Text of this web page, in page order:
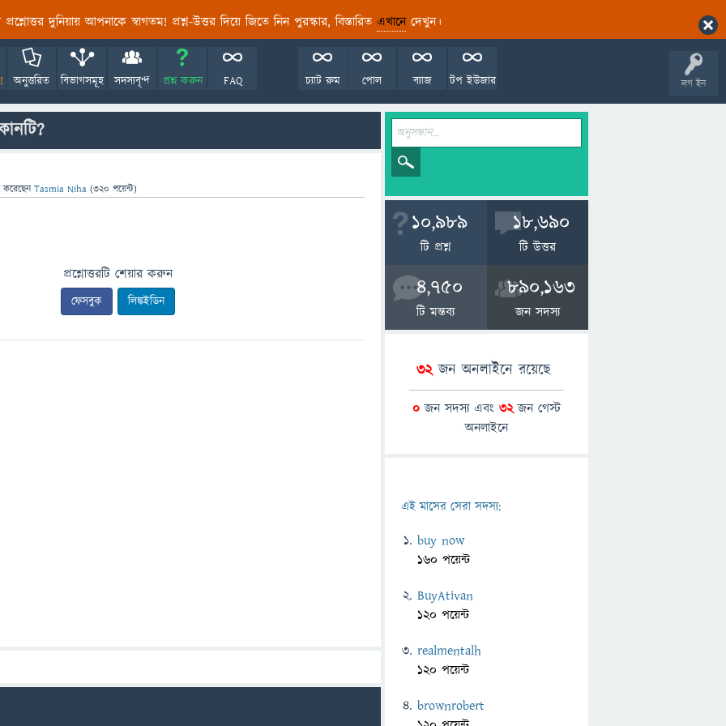
প্রশ্নোত্তর দুনিয়ায় আপনাকে স্বাগতম! প্রশ্ন-উত্তর দিয়ে জিতে নিন পুরস্কার, বিস্তারিত এখানেদেখুন।
লগ ইন
অনুত্তরিত বিভাগসমূহ সদস্যবৃন্দ প্রশ্ন করুন FAQ টপ ইউজার
ব্যাজ
পোল
চ্যাট রুম
করেছেনTasmia Niha (320 পয়েন্ট)
প্রশ্নোত্তরটি শেয়ার করুন
ফেসবুক লিঙ্কইডিন
10,989
টি প্রশ্ন
18,690
টি উত্তর
4,750
টি মন্তব্য
890,163
জন সদস্য
32জন অনলাইনে রয়েছে
0 জন সদস্য এবং 32জন গেস্ট
অনলাইনে
এই মাসের সেরা সদস্য:
buy now
160 পয়েন্ট
BuyAtivan
120 পয়েন্ট
realmentalh
120 পয়েন্ট
brownrobert